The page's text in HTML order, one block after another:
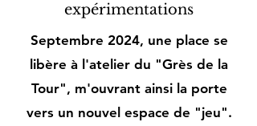
expérimentations
Septembre 2024, une place se
libère à l'atelier du "Grès de la
Tour", m'ouvrant ainsi la porte
vers un nouvel espace de "jeu".